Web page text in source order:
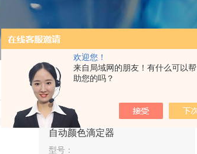
欢迎您！
来自局域网的朋友！有什么可以帮
助您的吗？
自动颜色滴定器
型号：